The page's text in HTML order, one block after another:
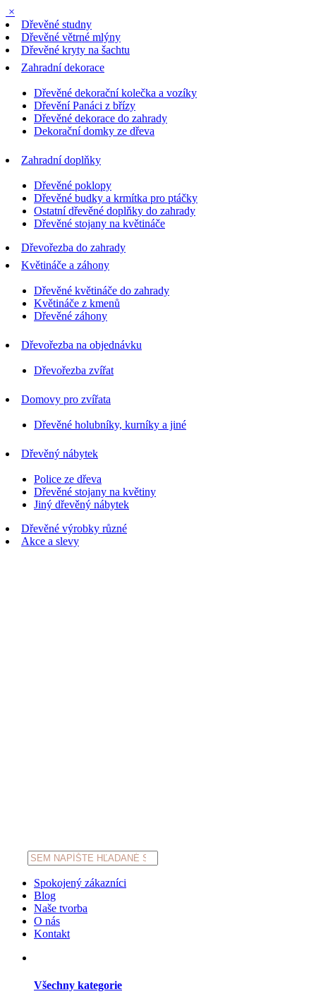
×
Dřevěné studny
Dřevěné větrné mlýny
Dřevěné kryty na šachtu
Zahradní dekorace
Dřevěné dekorační kolečka a vozíky
Dřevění Panáci z břízy
Dřevěné dekorace do zahrady
Dekorační domky ze dřeva
Zahradní doplňky
Dřevěné poklopy
Dřevěné budky a krmítka pro ptáčky
Ostatní dřevěné doplňky do zahrady
Dřevěné stojany na květináče
Dřevořezba do zahrady
Květináče a záhony
Dřevěné květináče do zahrady
Květináče z kmenů
Dřevěné záhony
Dřevořezba na objednávku
Dřevořezba zvířat
Domovy pro zvířata
Dřevěné holubníky, kurníky a jiné
Dřevěný nábytek
Police ze dřeva
Dřevěné stojany na květiny
Jiný dřevěný nábytek
Dřevěné výrobky různé
Akce a slevy
Products
search
Spokojený zákazníci
Blog
Naše tvorba
O nás
Kontakt
Všechny kategorie